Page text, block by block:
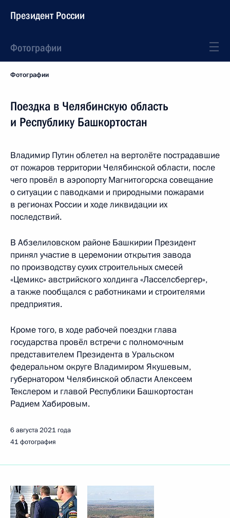
Президент России
Фотографии
Фотографии
Поездка в Челябинскую область
и Республику Башкортостан
Владимир Путин облетел на вертолёте пострадавшие
от пожаров территории Челябинской области, после
чего провёл в аэропорту Магнитогорска совещание
о ситуации с паводками и природными пожарами
в регионах России и ходе ликвидации их
последствий.
В Абзелиловском районе Башкирии Президент
принял участие в церемонии открытия завода
по производству сухих строительных смесей
«Цемикс» австрийского холдинга «Ласселсбергер»,
а также пообщался с работниками и строителями
предприятия.
Кроме того, в ходе рабочей поездки глава
государства провёл встречи с полномочным
представителем Президента в Уральском
федеральном округе Владимиром Якушевым,
губернатором Челябинской области Алексеем
Текслером и главой Республики Башкортостан
Радием Хабировым.
6 августа 2021 года
41 фотография